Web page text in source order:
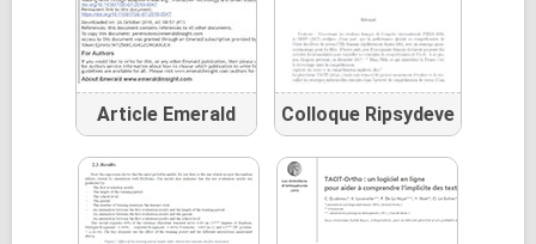
Article Emerald Colloque Ripsydeve